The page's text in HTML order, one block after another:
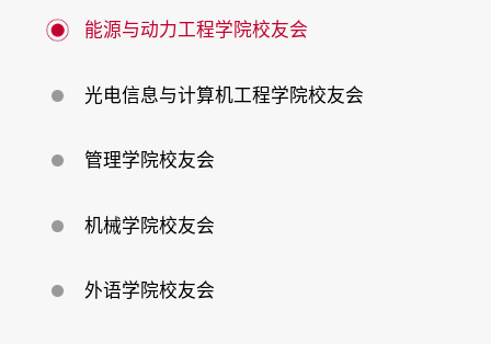
能源与动力工程学院校友会
光电信息与计算机工程学院校友会
管理学院校友会
机械学院校友会
外语学院校友会